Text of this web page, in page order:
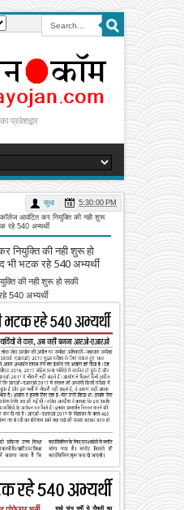
प्रवेशद्वार
कॉलेज आवंटित कर नियुक्ति की नही शुरू
रहे 540 अभ्यर्थी
नियुक्ति की नही शुरू हो
भी भटक रहे 540 अभ्यर्थी
सुधा 5:30:00 PM
की नही शुरू हो सकी
540 अभ्यर्थी